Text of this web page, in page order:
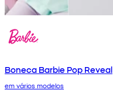
Boneca Barbie Pop Reveal
em vários modelos